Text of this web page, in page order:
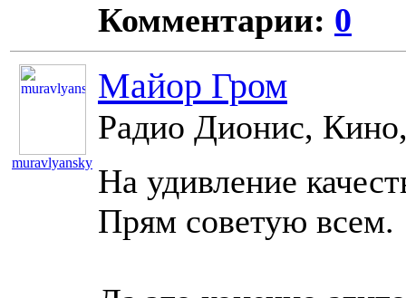
Комментарии: 0
muravlyansky
Майор Гром
Радио Дионис,
На удивление
Прям советую всем.